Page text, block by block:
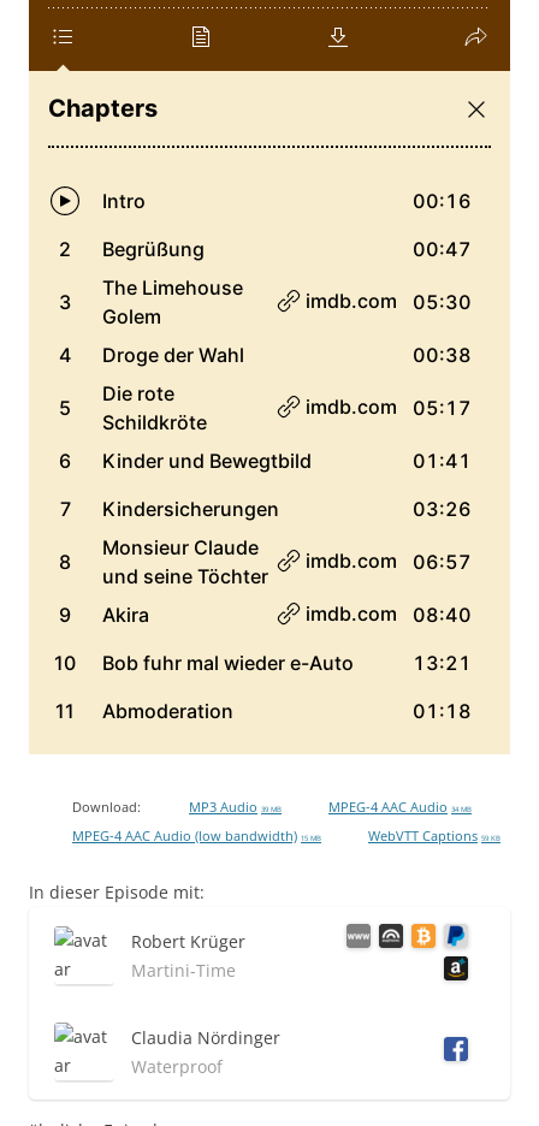
Download: MP3 Audio 39 MB MPEG-4 AAC Audio 34 MB
MPEG-4 AAC Audio (low bandwidth) 15 MB WebVTT Captions 59 KB
In dieser Episode mit:
Robert Krüger
Martini-Time
Claudia Nördinger
Waterproof